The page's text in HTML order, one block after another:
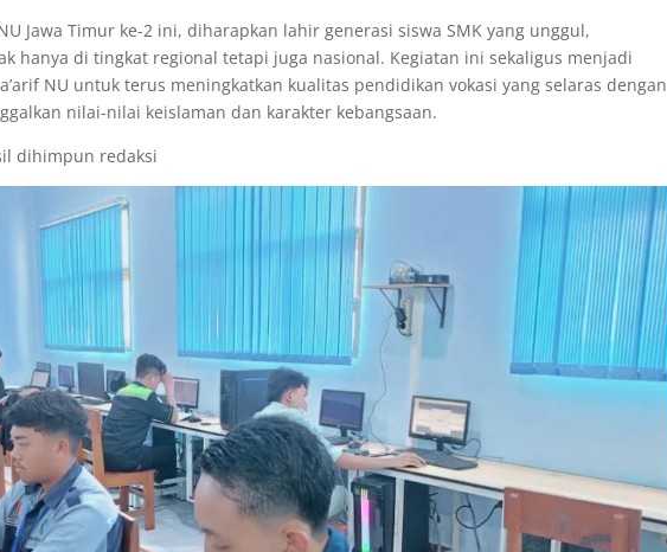
Jawa Timur ke-2 ini, diharapkan lahir generasi siswa SMK yang unggul,
hanya di tingkat regional tetapi juga nasional. Kegiatan ini sekaligus menjadi
NU untuk terus meningkatkan kualitas pendidikan vokasi yang selaras dengan
nilai-nilai keislaman dan karakter kebangsaan.
dihimpun redaksi